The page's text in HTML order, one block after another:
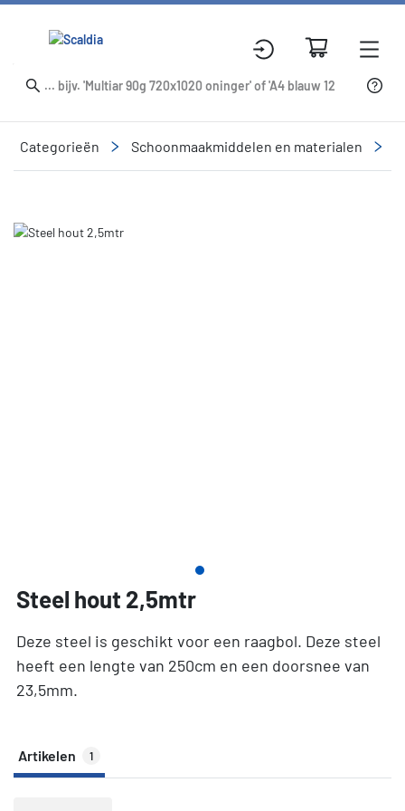
Categorieën Schoonmaakmiddelen en materialen
Slide 1 of 1
Steel hout 2,5mtr
Deze steel is geschikt voor een raagbol. Deze steel
heeft een lengte van 250cm en een doorsnee van
23,5mm.
Artikelen 1